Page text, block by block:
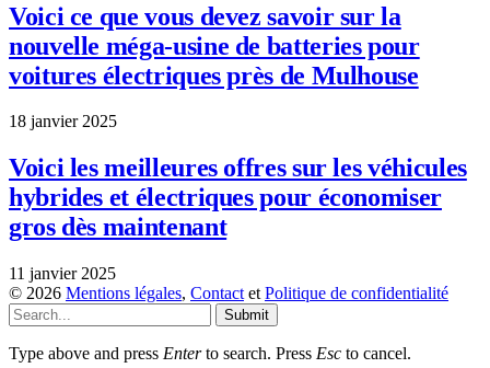
Voici ce que vous devez savoir sur la
nouvelle méga-usine de batteries pour
voitures électriques près de Mulhouse
18 janvier 2025
Voici les meilleures offres sur les véhicules
hybrides et électriques pour économiser
gros dès maintenant
11 janvier 2025
© 2026 Mentions légales, Contact et Politique de confidentialité
Submit
Type above and press Enterto search. Press Esc to cancel.